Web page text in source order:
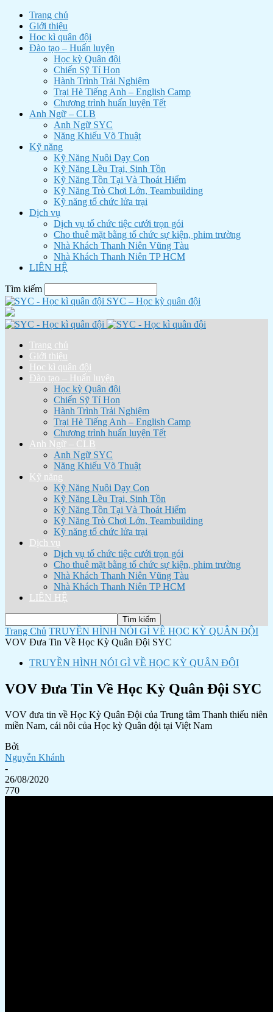
Trang chủ
Giới thiệu
Học kì quân đội
Đào tạo – Huấn luyện
Học kỳ Quân đội
Chiến Sỹ Tí Hon
Hành Trình Trải Nghiệm
Trại Hè Tiếng Anh – English Camp
Chương trình huấn luyện Tết
Anh Ngữ – CLB
Anh Ngữ SYC
Năng Khiếu Võ Thuật
Kỹ năng
Kỹ Năng Nuôi Dạy Con
Kỹ Năng Lều Trại, Sinh Tồn
Kỹ Năng Tồn Tại Và Thoát Hiểm
Kỹ Năng Trò Chơi Lớn, Teambuilding
Kỹ năng tổ chức lửa trại
Dịch vụ
Dịch vụ tổ chức tiệc cưới trọn gói
Cho thuê mặt bằng tổ chức sự kiện, phim trường
Nhà Khách Thanh Niên Vũng Tàu
Nhà Khách Thanh Niên TP HCM
LIÊN HỆ
Tìm kiếm
SYC – Học kỳ quân đội
Trang chủ
Giới thiệu
Học kì quân đội
Đào tạo – Huấn luyện
Học kỳ Quân đội
Chiến Sỹ Tí Hon
Hành Trình Trải Nghiệm
Trại Hè Tiếng Anh – English Camp
Chương trình huấn luyện Tết
Anh Ngữ – CLB
Anh Ngữ SYC
Năng Khiếu Võ Thuật
Kỹ năng
Kỹ Năng Nuôi Dạy Con
Kỹ Năng Lều Trại, Sinh Tồn
Kỹ Năng Tồn Tại Và Thoát Hiểm
Kỹ Năng Trò Chơi Lớn, Teambuilding
Kỹ năng tổ chức lửa trại
Dịch vụ
Dịch vụ tổ chức tiệc cưới trọn gói
Cho thuê mặt bằng tổ chức sự kiện, phim trường
Nhà Khách Thanh Niên Vũng Tàu
Nhà Khách Thanh Niên TP HCM
LIÊN HỆ
Trang Chủ TRUYỀN HÌNH NÓI GÌ VỀ HỌC KỲ QUÂN ĐỘI
VOV Đưa Tin Về Học Kỳ Quân Đội SYC
TRUYỀN HÌNH NÓI GÌ VỀ HỌC KỲ QUÂN ĐỘI
VOV Đưa Tin Về Học Kỳ Quân Đội SYC
VOV đưa tin về Học Kỳ Quân Đội của Trung tâm Thanh thiếu niên
miền Nam, cái nôi của Học kỳ Quân đội tại Việt Nam
Bởi
Nguyễn Khánh
-
26/08/2020
770